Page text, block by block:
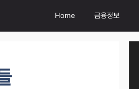
Home 금융정보